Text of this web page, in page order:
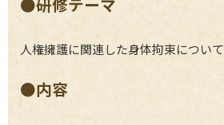
人権擁護に関連した身体拘束について
●内容